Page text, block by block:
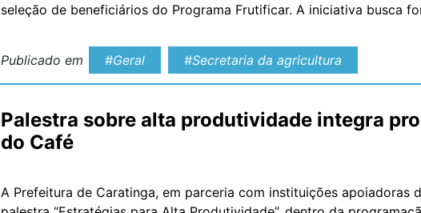
seleção de beneficiários do Programa Frutificar. A iniciativa busca
Publicado em
#Geral #Secretaria da agricultura
Palestra sobre alta produtividade integra
do Café
A Prefeitura de Caratinga, em parceria com instituições apoiadoras